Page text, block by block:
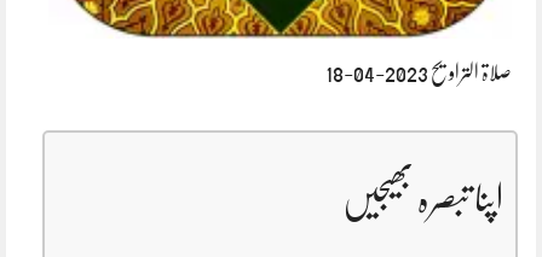
صلاۃ التراویح 2023-04-18
اپنا تبصرہ بھیجیں